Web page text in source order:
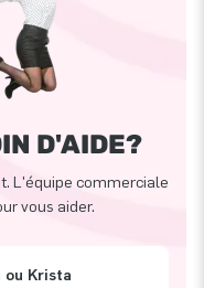
D'AIDE?
L'équipe commerciale
vous aider.
ou Krista